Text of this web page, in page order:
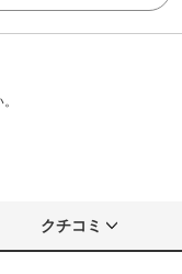
クチコミ